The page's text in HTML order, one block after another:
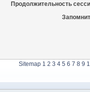
Продолжительность
Sitemap 1 2 3 4 5 6 7 8 9